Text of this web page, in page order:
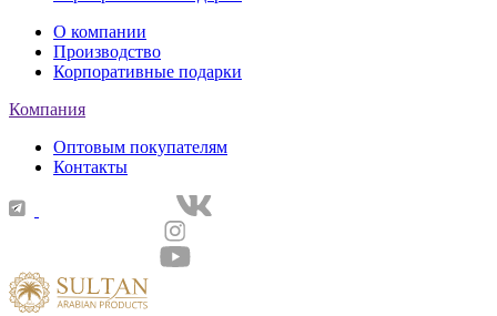
О компании
Производство
Корпоративные подарки
Компания
Оптовым покупателям
Контакты